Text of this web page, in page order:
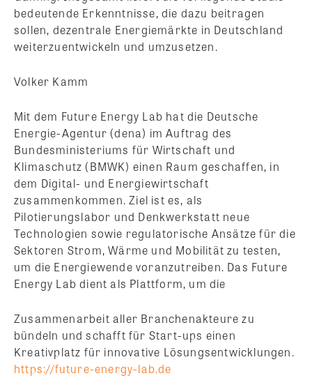
bedeutende Erkenntnisse, die dazu beitragen
sollen, dezentrale Energiemärkte in Deutschland
weiterzuentwickeln und umzusetzen.
Volker Kamm
Mit dem Future Energy Lab hat die Deutsche
Energie-Agentur (dena) im Auftrag des
Bundesministeriums für Wirtschaft und
Klimaschutz (BMWK) einen Raum geschaffen, in
dem Digital- und Energiewirtschaft
zusammenkommen. Ziel ist es, als
Pilotierungslabor und Denkwerkstatt neue
Technologien sowie regulatorische Ansätze für die
Sektoren Strom, Wärme und Mobilität zu testen,
um die Energiewende voranzutreiben. Das Future
Energy Lab dient als Plattform, um die
Zusammenarbeit aller Branchenakteure zu
bündeln und schafft für Start-ups einen
Kreativplatz für innovative Lösungsentwicklungen.
https://future-energy-lab.de